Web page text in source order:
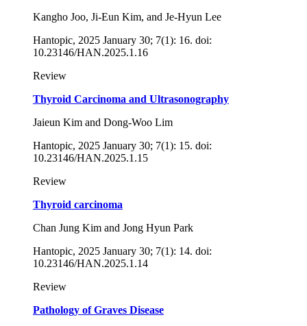
Kangho Joo, Ji-Eun Kim, and Je-Hyun Lee
Hantopic, 2025 January 30; 7(1): 16. doi:
10.23146/HAN.2025.1.16
Review
Thyroid Carcinoma and Ultrasonography
Jaieun Kim and Dong-Woo Lim
Hantopic, 2025 January 30; 7(1): 15. doi:
10.23146/HAN.2025.1.15
Review
Thyroid carcinoma
Chan Jung Kim and Jong Hyun Park
Hantopic, 2025 January 30; 7(1): 14. doi:
10.23146/HAN.2025.1.14
Review
Pathology of Graves Disease